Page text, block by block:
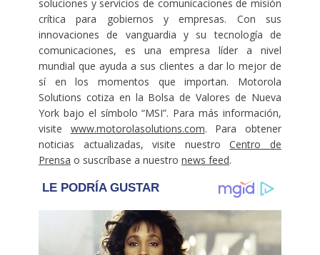
soluciones y servicios de comunicaciones de misión
crítica para gobiernos y empresas. Con sus
innovaciones de vanguardia y su tecnología de
comunicaciones, es una empresa líder a nivel
mundial que ayuda a sus clientes a dar lo mejor de
sí en los momentos que importan. Motorola
Solutions cotiza en la Bolsa de Valores de Nueva
York bajo el símbolo “MSI”. Para más información,
visite www.motorolasolutions.com. Para obtener
noticias actualizadas, visite nuestroCentro de
Prensa o suscríbase a nuestro news feed.